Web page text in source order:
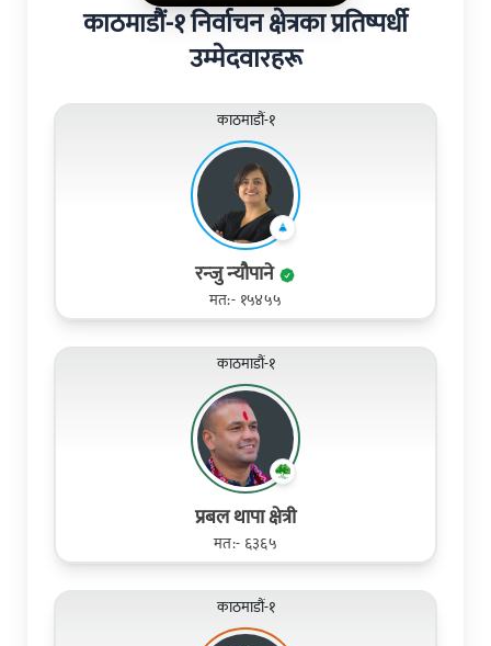
काठमाडौं-१ निर्वाचन क्षेत्रका प्रतिष्पर्धी
उम्मेदवारहरू
काठमाडौं-१
रन्‍जु न्‍यौपाने
मत:- १५४५५
काठमाडौं-१
प्रबल थापा क्षेत्री
मत:- ६३६५
काठमाडौं-१